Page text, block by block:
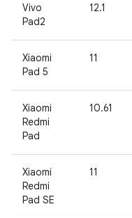
Vivo
Pad2
12.1
Xiaomi
Pad 5
11
Xiaomi
Redmi
Pad
10.61
Xiaomi
Redmi
Pad SE
11